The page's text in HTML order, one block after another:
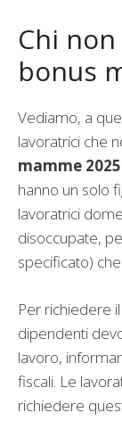
Chi
bonus
Vediamo, a
lavoratrici che
mamme 2025
hanno un solo
lavoratrici
disoccupate,
specificato)
Per richiedere
dipendenti
lavoro,
fiscali. Le
richiedere